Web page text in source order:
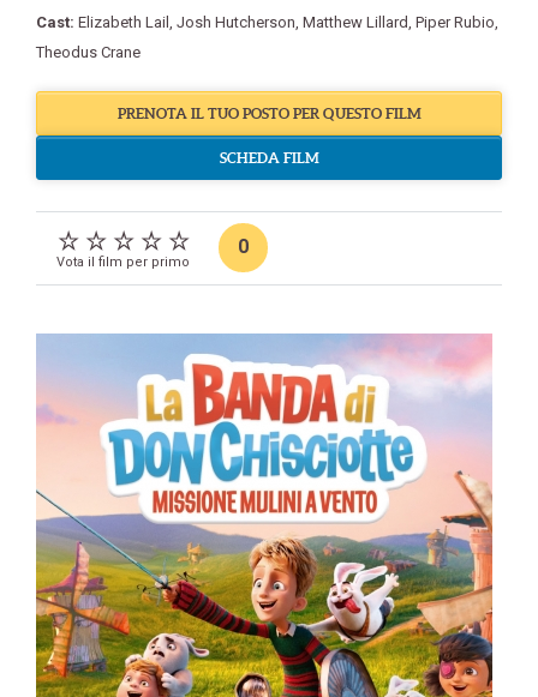
Cast: Elizabeth Lail Josh Hutcherson Matthew Lillard Piper Rubio
Theodus Crane
PRENOTA IL TUO POSTO PER QUESTO FILM
SCHEDA FILM
Vota il film per primo
0